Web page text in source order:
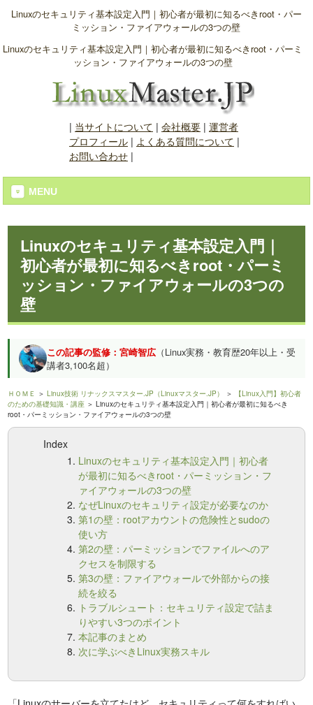
Linuxのセキュリティ基本設定入門｜初心者が最初に知るべきroot・パー
ミッション・ファイアウォールの3つの壁
Linuxのセキュリティ基本設定入門｜初心者が最初に知るべきroot・パーミ
ッション・ファイアウォールの3つの壁
| 当サイトについて | 会社概要| 運営者
プロフィール| よくある質問について |
お問い合わせ|
MENU
Linuxのセキュリティ基本設定入門｜
初心者が最初に知るべきroot・パーミ
ッション・ファイアウォールの3つの
壁
この記事の監修：宮崎智広 （Linux実務・教育歴20年以上・受
講者3,100名超）
ＨＯＭＥ ＞Linux技術 リナックスマスター.JP（Linuxマスター.JP） ＞
【Linux入門】初心者
のための基礎知識・講座 ＞ Linuxのセキュリティ基本設定入門｜初心者が最初に知るべき
root・パーミッション・ファイアウォールの3つの壁
Index
Linuxのセキュリティ基本設定入門｜初心者
が最初に知るべきroot・パーミッション・フ
ァイアウォールの3つの壁
なぜLinuxのセキュリティ設定が必要なのか
第1の壁：rootアカウントの危険性とsudoの
使い方
第2の壁：パーミッションでファイルへのア
クセスを制限する
第3の壁：ファイアウォールで外部からの接
続を絞る
トラブルシュート：セキュリティ設定で詰ま
りやすい3つのポイント
本記事のまとめ
次に学ぶべきLinux実務スキル